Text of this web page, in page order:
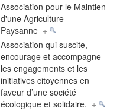
Association pour le Maintien
d'une Agriculture
Paysanne +
Association qui suscite,
encourage et accompagne
les engagements et les
initiatives citoyennes en
faveur d’une société
écologique et solidaire. +